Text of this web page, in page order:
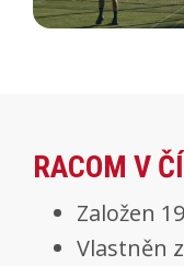
RACOM V
Založen
Vlastněn